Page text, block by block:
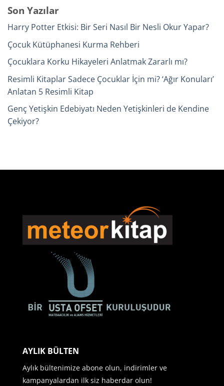
Son Yazılar
Harry Potter Etkisi: Bir Seri Nasıl Bir Nesli Okur Yapar?
Çocuk Kütüphanesi Kurma Rehberi
Çocuklara Korku Hikayeleri Anlatmak Zararlı mı?
Resimli Kitaplar Sadece Çocuklar İçin mi? ‘Ağır Konuları’
Anlatan 5 Resimli Kitap
Genç Yetişkin Edebiyatı Neden Yetişkinleri de Kendine
Çekiyor?
AYLIK BÜLTEN
Aylık bültenimize abone olun, indirimler ve
kampanyalardan ilk siz haberdar olun!